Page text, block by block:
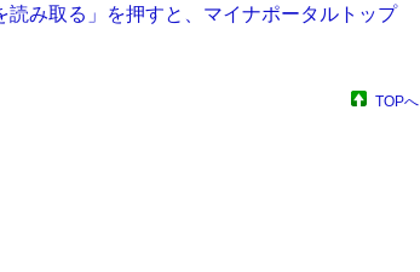
み取る」を押すと、マイナポータルトップ
TOPへ